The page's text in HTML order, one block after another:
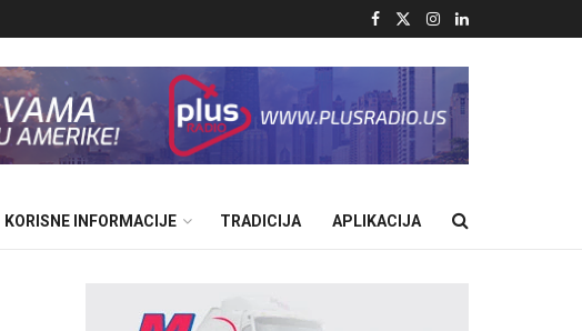
KORISNE INFORMACIJE TRADICIJA APLIKACIJA